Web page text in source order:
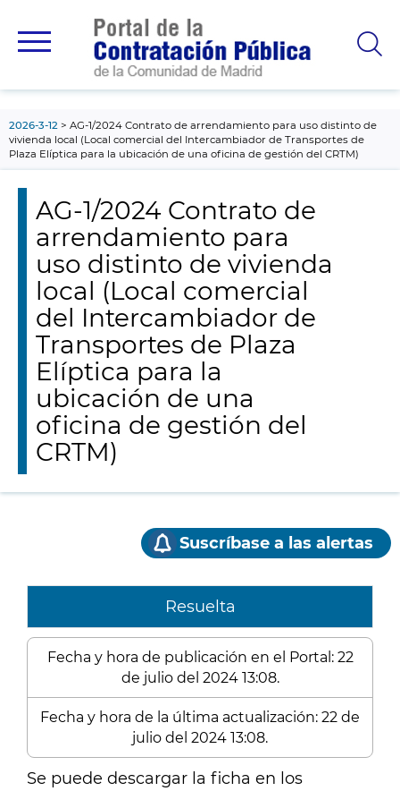
principal
2026-3-12
AG-1/2024 Contrato de arrendamiento para uso distinto de
vivienda local (Local comercial del Intercambiador de Transportes de
Plaza Elíptica para la ubicación de una oficina de gestión del CRTM)
AG-1/2024 Contrato de
arrendamiento para
uso distinto de vivienda
local (Local comercial
del Intercambiador de
Transportes de Plaza
Elíptica para la
ubicación de una
oficina de gestión del
CRTM)
Suscríbase a las alertas
Resuelta
Fecha y hora de publicación en el Portal: 22
de julio del 2024 13:08.
Fecha y hora de la última actualización: 22 de
julio del 2024 13:08.
Se puede descargar la ficha en los